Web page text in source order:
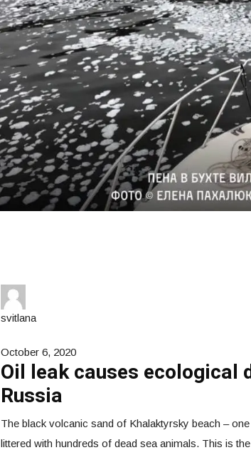
svitlana
October 6, 2020
Oil leak causes ecological
Russia
The black volcanic sand of Khalaktyrsky beach –
littered with hundreds of dead sea animals. This is